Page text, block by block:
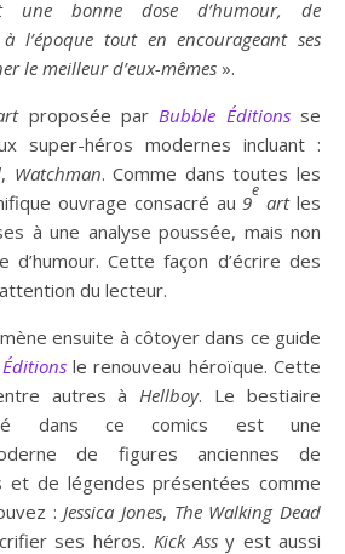
une bonne dose d’humour, de
l’époque tout en encourageant ses
le meilleur d’eux-mêmes ».
proposée par Bubble Éditionsse
super-héros modernes incluant :
, Watchman. Comme dans toutes les
ouvrage consacré au 9
e
artles
à une analyse poussée, mais non
d’humour. Cette façon d’écrire des
du lecteur.
ensuite à côtoyer dans ce guide
le renouveau héroïque. Cette
autres à Hellboy. Le bestiaire
dans ce comics est une
de figures anciennes de
et de légendes présentées comme
: Jessica Jones, The Walking Dead
ses héros. Kick Assy est aussi